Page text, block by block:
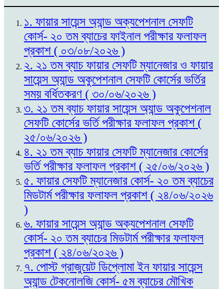
১. ফায়ার সায়েন্স অ্যান্ড অক্যপেশনাল সেফটি
কোর্স- ২০ তম ব্যাচের ফাইনাল পরীক্ষার ফলাফল
প্রকাশ ( ০৩/০৮/২০২৬ )
২. ২১ তম ব্যাচ ফায়ার সেফটি ম্যানেজার ও ফায়ার
সায়েন্স অ্যান্ড অকুপেশনাল সেফটি কোর্সের ভর্তির
সময় বর্ধিতকরণ ( ৩০/০৬/২০২৬ )
৩. ২১ তম ব্যাচ ফায়ার সায়েন্স অ্যান্ড অকুপেশনাল
সেফটি কোর্সের ভর্তি পরীক্ষার ফলাফল প্রকাশ (
২৫/০৬/২০২৬ )
৪. ২১ তম ব্যাচ ফায়ার সেফটি ম্যানেজার কোর্সের
ভর্তি পরীক্ষার ফলাফল প্রকাশ ( ২৫/০৬/২০২৬ )
৫. ফায়ার সেফটি ম্যানেজার কোর্স- ২০ তম ব্যাচের
মিডটার্ম পরীক্ষার ফলাফল প্রকাশ ( ২৪/০৬/২০২৬
)
৬. ফায়ার সায়েন্স অ্যান্ড অক্যপেশনাল সেফটি
কোর্স- ২০ তম ব্যাচের মিডটার্ম পরীক্ষার ফলাফল
প্রকাশ ( ২৪/০৬/২০২৬ )
৭. পোস্ট গ্রাজুয়েট ডিপ্লোমা ইন ফায়ার সায়েন্স
অ্যান্ড টেকনোলজি কোর্স- ৫ম ব্যাচের মৌখিক